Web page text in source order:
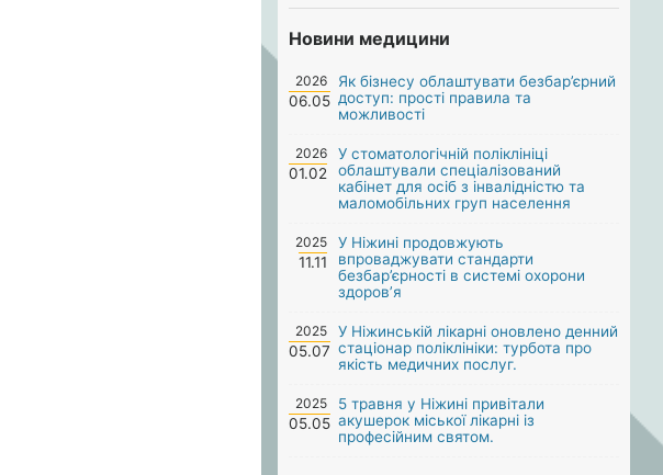
Новини медицини
2026
06.05
Як бізнесу облаштувати безбар’єрний
доступ: прості правила та
можливості
2026
01.02
У стоматологічній поліклініці
облаштували спеціалізований
кабінет для осіб з інвалідністю та
маломобільних груп населення
2025
11.11
У Ніжині продовжують
впроваджувати стандарти
безбар’єрності в системі охорони
здоров’я
2025
05.07
У Ніжинській лікарні оновлено денний
стаціонар поліклініки: турбота про
якість медичних послуг.
2025
05.05
5 травня у Ніжині привітали
акушерок міської лікарні із
професійним святом.